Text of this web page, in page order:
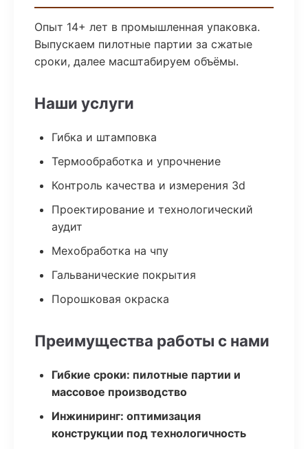
Опыт 14+ лет в промышленная упаковка.
Выпускаем пилотные партии за сжатые
сроки, далее масштабируем объёмы.
Наши услуги
Гибка и штамповка
Термообработка и упрочнение
Контроль качества и измерения 3d
Проектирование и технологический
аудит
Мехобработка на чпу
Гальванические покрытия
Порошковая окраска
Преимущества работы с нами
Гибкие сроки: пилотные партии и
массовое производство
Инжиниринг: оптимизация
конструкции под технологичность